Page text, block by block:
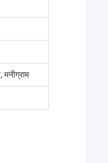
मनीग्राम